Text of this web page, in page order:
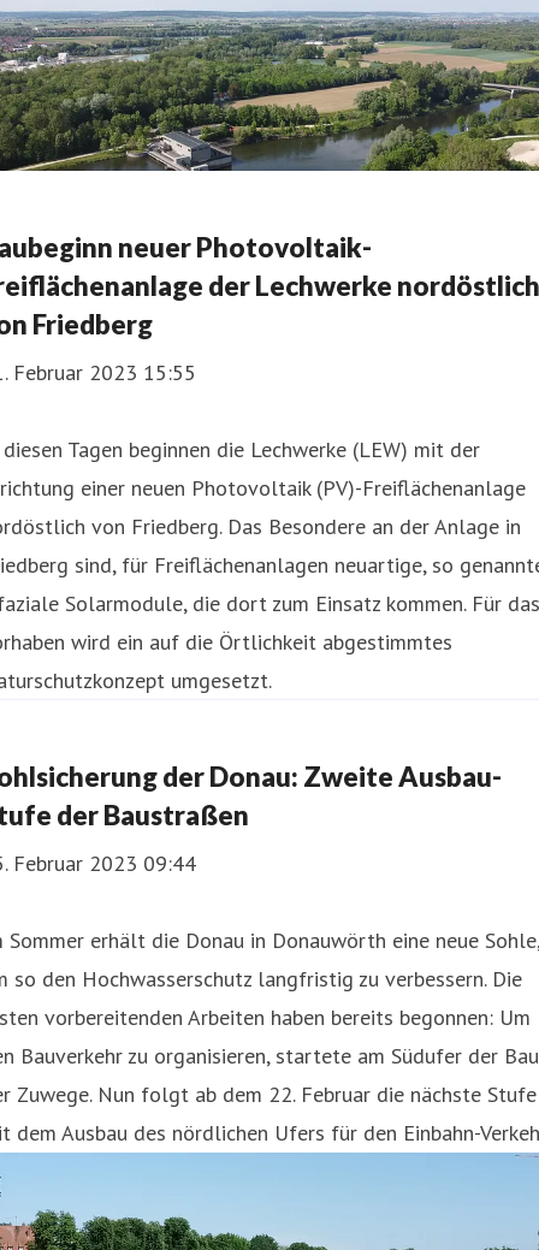
neuer Photovoltaik-
der Lechwerke nordöstlich
Friedberg
Februar 2023 15:55
Tagen beginnen die Lechwerke (LEW) mit der
einer neuen Photovoltaik (PV)-Freiflächenanlage
von Friedberg. Das Besondere an der Anlage in
sind, für Freiflächenanlagen neuartige, so
Solarmodule, die dort zum Einsatz kommen. Für das
wird ein auf die Örtlichkeit abgestimmtes
umgesetzt.
der Donau: Zweite Ausbau-
der Baustraßen
Februar 2023 09:44
Sommer erhält die Donau in Donauwörth eine neue Sohle,
so den Hochwasserschutz langfristig zu verbessern. Die
vorbereitenden Arbeiten haben bereits begonnen: Um
Bauverkehr zu organisieren, startete am Südufer der Bau
Zuwege. Nun folgt ab dem 22. Februar die nächste Stufe
dem Ausbau des nördlichen Ufers für den Einbahn-